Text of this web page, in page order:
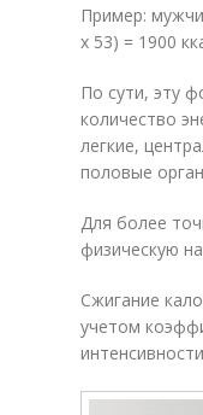
Пример:
х 53) = 1900
По сути, эту
количество
легкие,
половые
Для более
физическую
Сжигание
учетом